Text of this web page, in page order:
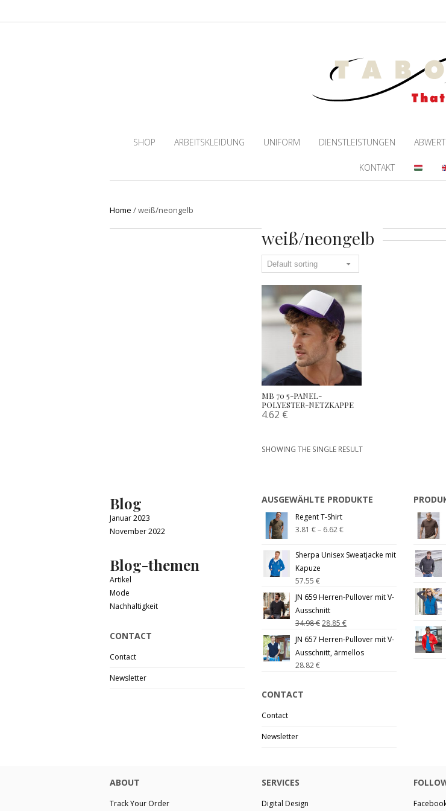
SHOP ARBEITSKLEIDUNG UNIFORM DIENSTLEISTUNGEN
KONTAKT
Home /weiß/neongelb
weiß/neongelb
MB 70 5-PANEL-
POLYESTER-NETZKAPPE
4.62 €
SHOWING THE SINGLE RESULT
Blog
Januar 2023
November 2022
Blog-themen
Artikel
Mode
Nachhaltigkeit
CONTACT
Contact
Newsletter
AUSGEWÄHLTE PRODUKTE
Regent T-Shirt
3.81 €– 6.62€
Sherpa Unisex Sweatjacke mit
Kapuze
57.55 €
JN 659 Herren-Pullover mit V-
Ausschnitt
34.98€28.85 €
JN 657 Herren-Pullover mit V-
Ausschnitt, ärmellos
28.82€
CONTACT
Contact
Newsletter
ABOUT
Track Your Order
SERVICES
Digital Design